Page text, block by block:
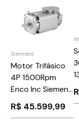
Siemens
Motor Trifásico
4P 1500Rpm
Enco Inc Siemens
1PH81351DF132BA1
R$ 45.599,99